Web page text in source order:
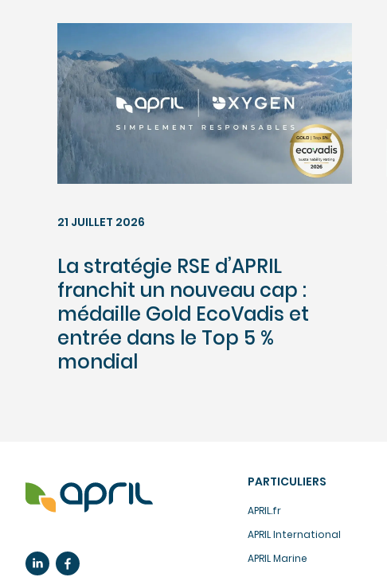
21 JUILLET 2026
La stratégie RSE d’APRIL
franchit un nouveau cap :
médaille Gold EcoVadis et
entrée dans le Top 5 %
mondial
PARTICULIERS
APRIL.fr
APRIL International
APRIL Marine